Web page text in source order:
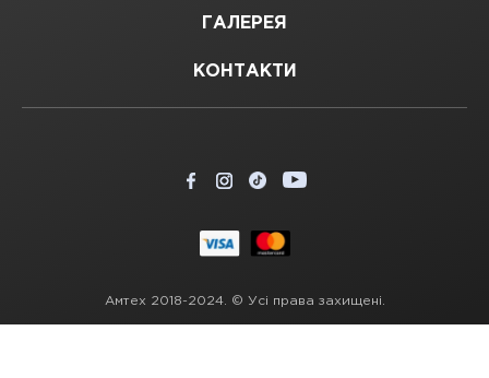
ГАЛЕРЕЯ
КОНТАКТИ
Амтех 2018-2024. © Усі права захищені.